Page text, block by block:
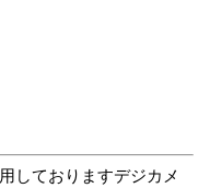
しておりますデジカメ